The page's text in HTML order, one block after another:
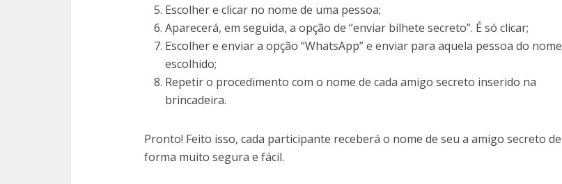
Escolher e clicar no nome de uma pessoa;
Aparecerá, em seguida, a opção de “enviar bilhete secreto”. É só clicar;
Escolher e enviar a opção “WhatsApp” e enviar para aquela pessoa do nome
escolhido;
Repetir o procedimento com o nome de cada amigo secreto inserido na
brincadeira.
Pronto! Feito isso, cada participante receberá o nome de seu a amigo secreto de
forma muito segura e fácil.